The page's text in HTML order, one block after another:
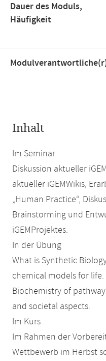
Dauer des Moduls,
Häufigkeit
Inhalt
Im Seminar
Diskussion aktueller
aktueller iGEMWikis,
„Human Practice“,
Brainstorming und
iGEMProjektes.
In der Übung
What is Synthetic
chemical models for
Biochemistry of
and societal aspects.
Im Kurs
Im Rahmen der
Wettbewerb im Herbst